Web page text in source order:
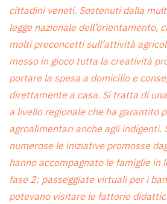
cittadini veneti. Sostenuti dalla
legge nazionale dell’orientamento,
molti preconcetti sull’attività
messo in gioco tutta la creatività
portare la spesa a domicilio e
direttamente a casa. Si tratta di
a livello regionale che ha garantito
agroalimentari anche agli indigenti.
numerose le iniziative promosse
hanno accompagnato le famiglie in
fase 2: passeggiate virtuali per i
potevano visitare le fattorie